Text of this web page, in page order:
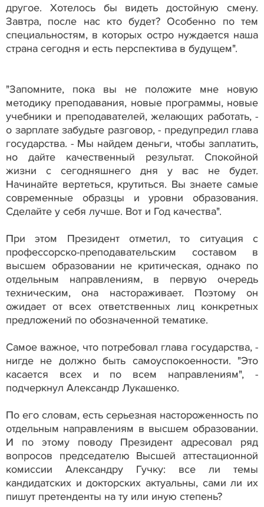
другое. Хотелось бы видеть достойную смену.
Завтра, после нас кто будет? Особенно по тем
специальностям, в которых остро нуждается наша
страна сегодня и есть перспектива в будущем".
"Запомните, пока вы не положите мне новую
методику преподавания, новые программы, новые
учебники и преподавателей, желающих работать, -
о зарплате забудьте разговор, - предупредил глава
государства. - Мы найдем деньги, чтобы заплатить,
но дайте качественный результат. Спокойной
жизни с сегодняшнего дня у вас не будет.
Начинайте вертеться, крутиться. Вы знаете самые
современные образцы и уровни образования.
Сделайте у себя лучше. Вот и Год качества".
При этом Президент отметил, то ситуация с
профессорско-преподавательским составом в
высшем образовании не критическая, однако по
отдельным направлениям, в первую очередь
техническим, она настораживает. Поэтому он
ожидает от всех ответственных лиц конкретных
предложений по обозначенной тематике.
Самое важное, что потребовал глава государства, -
нигде не должно быть самоуспокоенности. "Это
касается всех и по всем направлениям", -
подчеркнул Александр Лукашенко.
По его словам, есть серьезная настороженность по
отдельным направлениям в высшем образовании.
И по этому поводу Президент адресовал ряд
вопросов председателю Высшей аттестационной
комиссии Александру Гучку: все ли темы
кандидатских и докторских актуальны, сами ли их
пишут претенденты на ту или иную степень?